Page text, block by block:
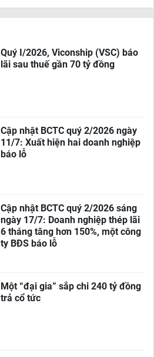
Quý I/2026, Viconship (VSC) báo
lãi sau thuế gần 70 tỷ đồng
Cập nhật BCTC quý 2/2026 ngày
11/7: Xuất hiện hai doanh nghiệp
báo lỗ
Cập nhật BCTC quý 2/2026 sáng
ngày 17/7: Doanh nghiệp thép lãi
6 tháng tăng hơn 150%, một công
ty BĐS báo lỗ
Một “đại gia” sắp chi 240 tỷ đồng
trả cổ tức